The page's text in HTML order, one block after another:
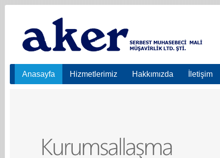
Anasayfa Hizmetlerimiz Hakkımızda İletişim